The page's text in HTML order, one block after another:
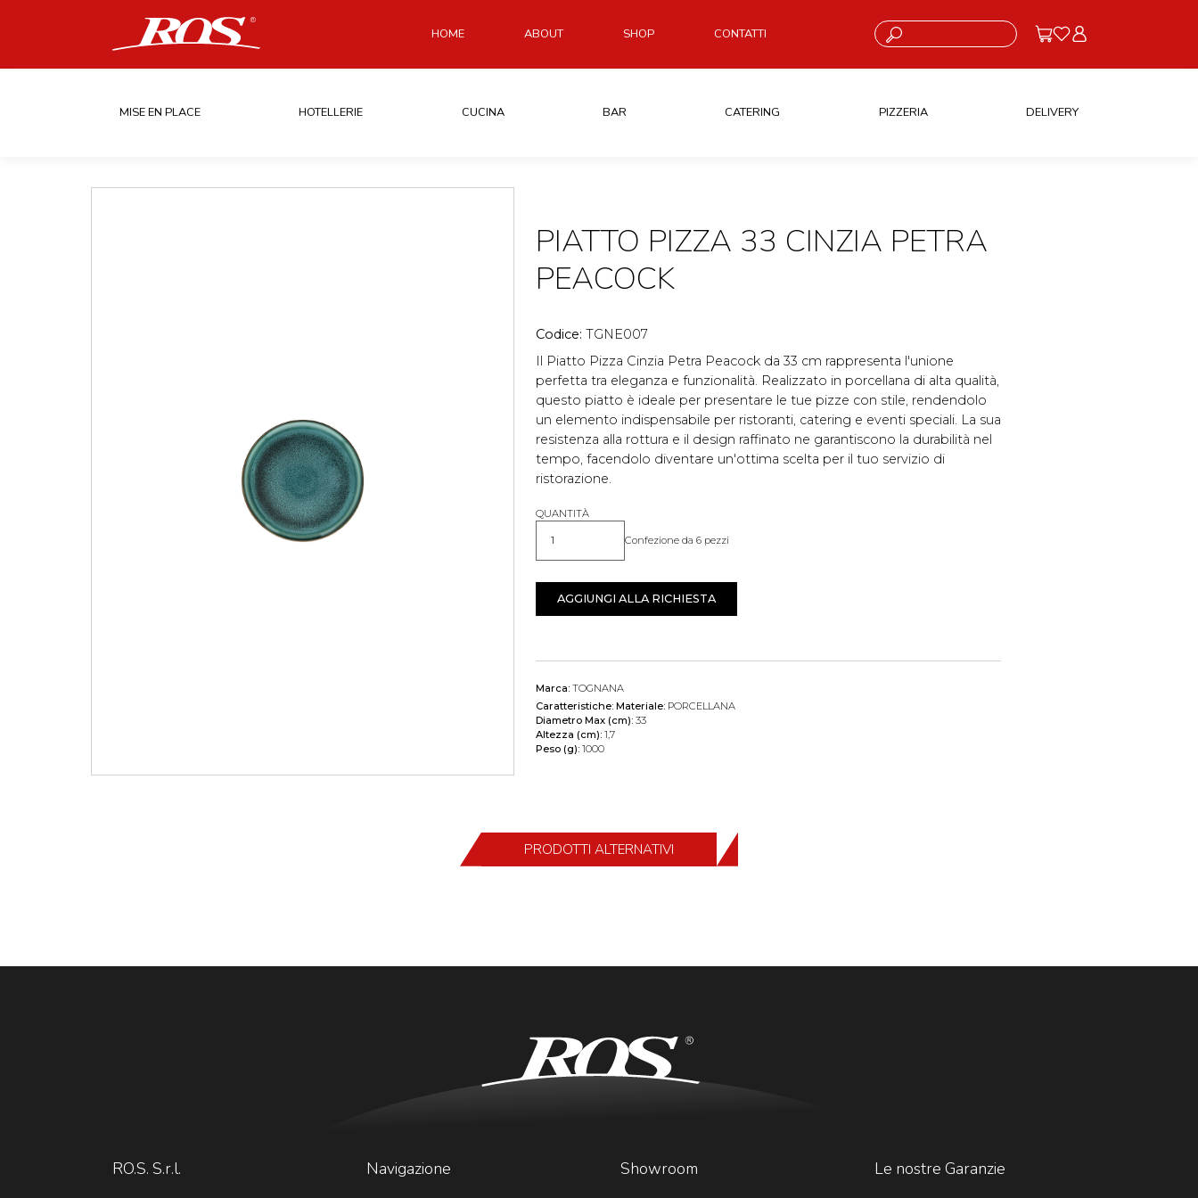
HOME ABOUT SHOP CONTATTI Cosa stai cercando?
MISE EN PLACE HOTELLERIE CUCINA BAR CATERING PIZZERIA DELIVERY
PIATTO PIZZA 33 CINZIA PETRA
PEACOCK
Codice: TGNE007
Il Piatto Pizza Cinzia Petra Peacock da 33 cm rappresenta l'unione
perfetta tra eleganza e funzionalità. Realizzato in porcellana di alta qualità,
questo piatto è ideale per presentare le tue pizze con stile, rendendolo
un elemento indispensabile per ristoranti, catering e eventi speciali. La sua
resistenza alla rottura e il design raffinato ne garantiscono la durabilità nel
tempo, facendolo diventare un'ottima scelta per il tuo servizio di
ristorazione.
QUANTITÀ
Quantità Confezione da 6 pezzi
AGGIUNGI ALLA RICHIESTA
Marca: TOGNANA
Caratteristiche: Materiale: PORCELLANA
Diametro Max (cm): 33
Altezza (cm): 1,7
Peso (g): 1000
PRODOTTI ALTERNATIVI
RO.S. S.r.l. Navigazione Showroom Le nostre Garanzie